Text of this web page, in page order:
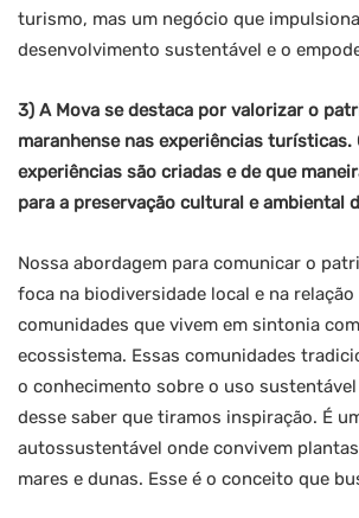
turismo, mas um negócio que
desenvolvimento sustentável e o
3) A Mova se destaca por valorizar o
maranhense nas experiências turísticas.
experiências são criadas e de que
para a preservação cultural e ambiental
Nossa abordagem para comunicar o
foca na biodiversidade local e na
comunidades que vivem em sintonia
ecossistema. Essas comunidades
o conhecimento sobre o uso
desse saber que tiramos inspiração. É
autossustentável onde convivem
mares e dunas. Esse é o conceito que